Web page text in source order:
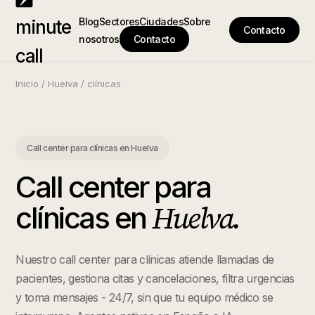
minute
call
BlogSectoresCiudadesSobre
nosotros
Contacto
Contacto
Inicio / Huelva / clínicas
Call center para clínicas enHuelva
Call center para
clínicasenHuelva.
Nuestro call center para clínicas atiende llamadas de
pacientes, gestiona citas y cancelaciones, filtra urgencias
y toma mensajes - 24/7, sin que tu equipo médico se